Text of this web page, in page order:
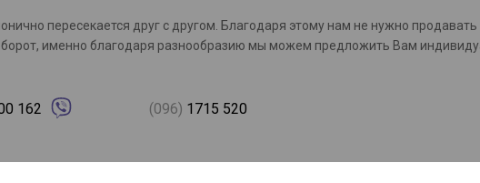
пересекается друг с другом. Благодаря этому нам не нужно продавать
именно благодаря разнообразию мы можем предложить Вам
162 (096) 1715 520